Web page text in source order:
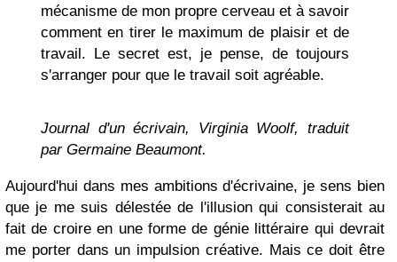
mécanisme de mon propre cerveau et à savoir
comment en tirer le maximum de plaisir et de
travail. Le secret est, je pense, de toujours
s'arranger pour que le travail soit agréable.
Journal d'un écrivain, Virginia Woolf, traduit
par Germaine Beaumont.
Aujourd'hui dans mes ambitions d'écrivaine, je sens bien
que je me suis délestée de l'illusion qui consisterait au
fait de croire en une forme de génie littéraire qui devrait
me porter dans un impulsion créative. Mais ce doit être